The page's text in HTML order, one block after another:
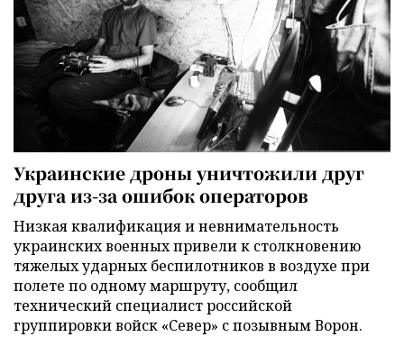
Украинские дроны уничтожили друг
друга из-за ошибок операторов
Низкая квалификация и невнимательность
украинских военных привели к столкновению
тяжелых ударных беспилотников в воздухе при
полете по одному маршруту, сообщил
технический специалист российской
группировки войск «Север» с позывным Ворон.